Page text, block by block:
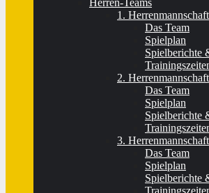
Herren-Teams
1. Herrenmannschaft
Das Team
Spielplan
Spielberichte
2. Herrenmannschaft
Das Team
Spielplan
Spielberichte
3. Herrenmannschaft
Das Team
Spielplan
Spielberichte